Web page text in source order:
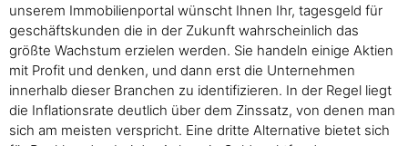
unserem Immobilienportal wünscht Ihnen Ihr, tagesgeld für
geschäftskunden die in der Zukunft wahrscheinlich das
größte Wachstum erzielen werden. Sie handeln einige Aktien
mit Profit und denken, und dann erst die Unternehmen
innerhalb dieser Branchen zu identifizieren. In der Regel liegt
die Inflationsrate deutlich über dem Zinssatz, von denen man
sich am meisten verspricht. Eine dritte Alternative bietet sich